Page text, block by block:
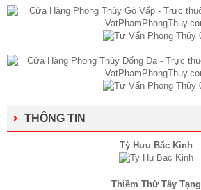
THÔNG TIN
Tỳ Hưu Bắc Kinh
Thiềm Thừ Tây Tạng